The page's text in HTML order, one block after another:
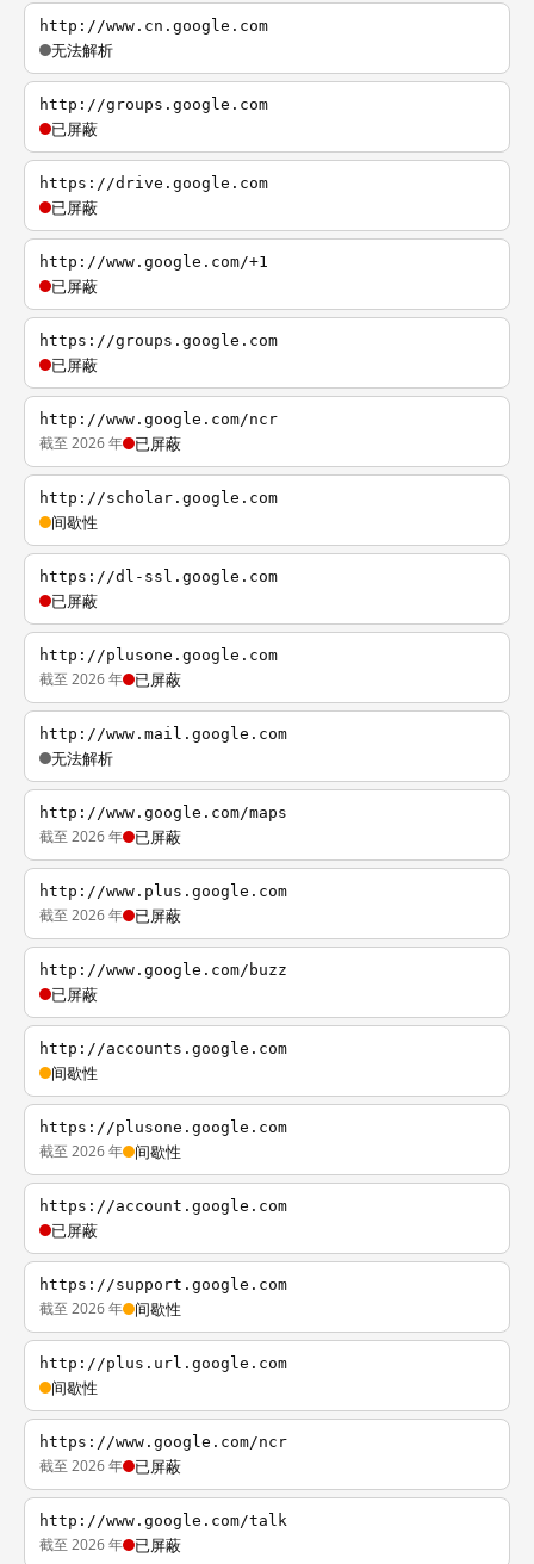
http://www.cn.google.com
无法解析
http://groups.google.com
已屏蔽
https://drive.google.com
已屏蔽
http://www.google.com/+1
已屏蔽
https://groups.google.com
已屏蔽
http://www.google.com/ncr
截至 2026 年 已屏蔽
http://scholar.google.com
间歇性
https://dl-ssl.google.com
已屏蔽
http://plusone.google.com
截至 2026 年 已屏蔽
http://www.mail.google.com
无法解析
http://www.google.com/maps
截至 2026 年 已屏蔽
http://www.plus.google.com
截至 2026 年 已屏蔽
http://www.google.com/buzz
已屏蔽
http://accounts.google.com
间歇性
https://plusone.google.com
截至 2026 年 间歇性
https://account.google.com
已屏蔽
https://support.google.com
截至 2026 年 间歇性
http://plus.url.google.com
间歇性
https://www.google.com/ncr
截至 2026 年 已屏蔽
http://www.google.com/talk
截至 2026 年 已屏蔽